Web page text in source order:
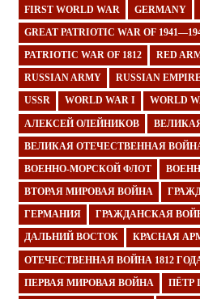
FIRST WORLD WAR GERMANY
GREAT PATRIOTIC WAR OF
PATRIOTIC WAR OF 1812 RED
RUSSIAN ARMY RUSSIAN
USSR WORLD WAR I WORLD
АЛЕКСЕЙ ОЛЕЙНИКОВ
ВЕЛИКАЯ ОТЕЧЕСТВЕННАЯ ВОЙНА
ВОЕННО-МОРСКОЙ ФЛОТ
ВТОРАЯ МИРОВАЯ ВОЙНА
ГЕРМАНИЯ ГРАЖДАНСКАЯ
ДАЛЬНИЙ ВОСТОК КРАСНАЯ
ОТЕЧЕСТВЕННАЯ ВОЙНА 1812
ПЕРВАЯ МИРОВАЯ ВОЙНА ПЁТР I